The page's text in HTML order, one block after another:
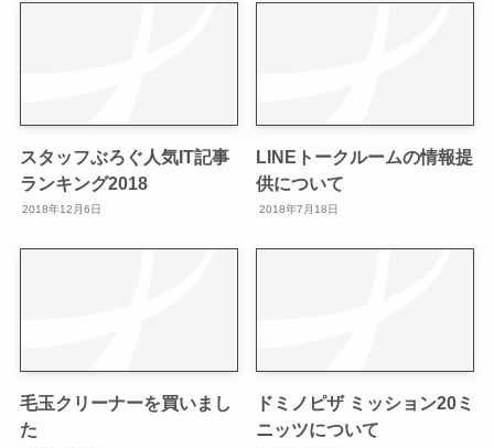
スタッフぶろぐ人気IT記事
ランキング2018
2018年12月6日
LINEトークルームの情報提
供について
2018年7月18日
毛玉クリーナーを買いまし
た
ドミノピザ ミッション20ミ
ニッツについて